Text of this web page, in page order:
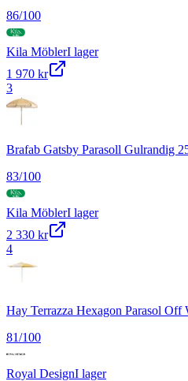
86/100
Kila MöblerI lager
1 970 kr
3
Brafab Gatsby Parasoll Gulrandig
83/100
Kila MöblerI lager
2 330 kr
4
Hay Terrazza Hexagon Parasol Off
81/100
Royal DesignI lager